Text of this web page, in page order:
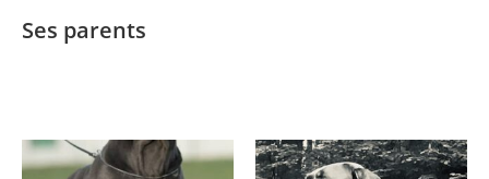
Ses parents